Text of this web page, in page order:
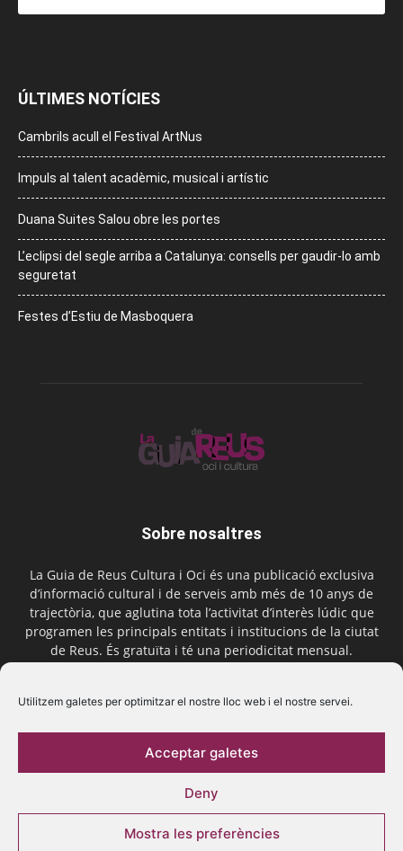
Utilitzem galetes per optimitzar el nostre lloc web i el nostre servei.
Acceptar galetes
Deny
Mostra les preferències
ÚLTIMES NOTÍCIES
Cambrils acull el Festival ArtNus
Impuls al talent acadèmic, musical i artístic
Duana Suites Salou obre les portes
L’eclipsi del segle arriba a Catalunya: consells per gaudir-lo amb
seguretat
Festes d’Estiu de Masboquera
Sobre nosaltres
La Guia de Reus Cultura i Oci és una publicació exclusiva
d’informació cultural i de serveis amb més de 10 anys de
trajectòria, que aglutina tota l’activitat d’interès lúdic que
programen les principals entitats i institucions de la ciutat
de Reus. És gratuïta i té una periodicitat mensual.
Segueix-nos